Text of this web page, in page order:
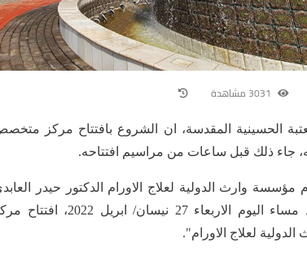
الحسينية المقدسة، ان الشروع بافتتاح مركز
جاء ذلك قبل ساعات من مراسيم افتتاحه.
مؤسسة وارث الدولية لعلاج الاورام الدكتور حيدر
كربلاء ستشهد مساء
لعلاج الاورام".